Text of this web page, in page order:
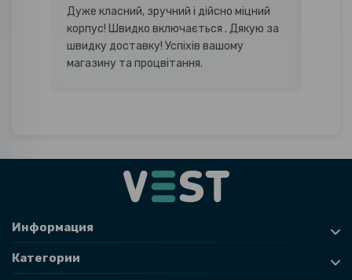
Дуже класний, зручний і дійсно міцний
корпус! Швидко включається . Дякую за
швидку доставку! Успіхів вашому
магазину та процвітання.
Информация
Категории